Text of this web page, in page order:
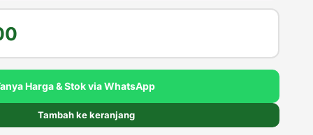
saat
ini
adalah:
Harga & Stok via WhatsApp
Tambah ke keranjang